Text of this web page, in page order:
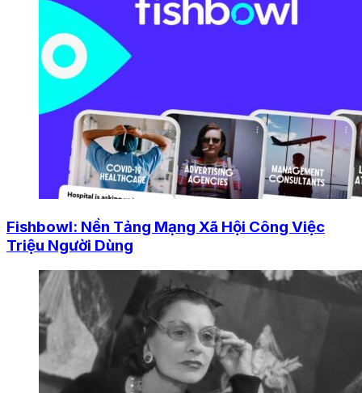
Fishbowl: Nền Tảng Mạng Xã Hội Công Việc
Triệu Người Dùng